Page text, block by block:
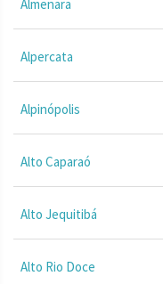
Almenara
Alpercata
Alpinópolis
Alto Caparaó
Alto Jequitibá
Alto Rio Doce